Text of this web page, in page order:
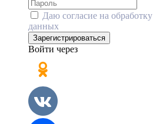
Даю согласие на обработку
данных
Зарегистрироваться
Войти через